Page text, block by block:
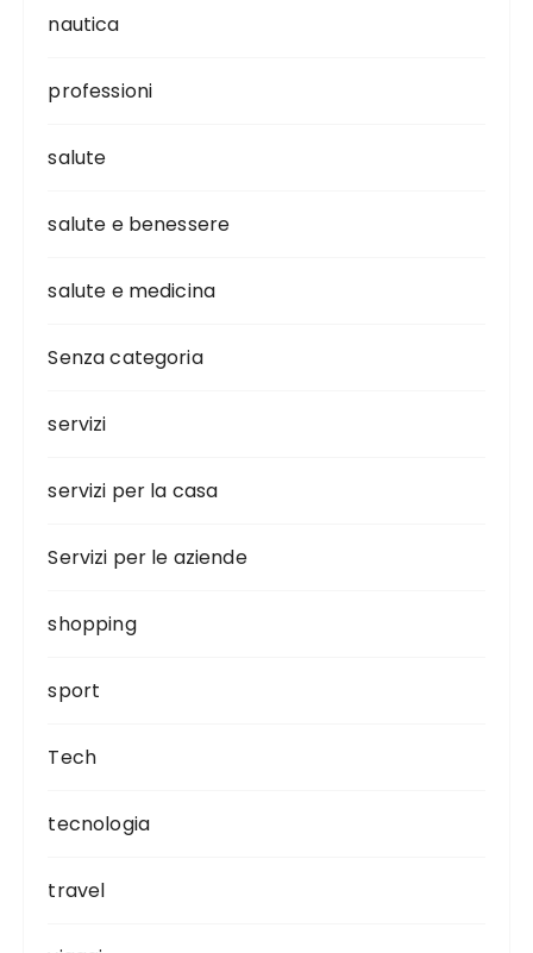
nautica
professioni
salute
salute e benessere
salute e medicina
Senza categoria
servizi
servizi per la casa
Servizi per le aziende
shopping
sport
Tech
tecnologia
travel